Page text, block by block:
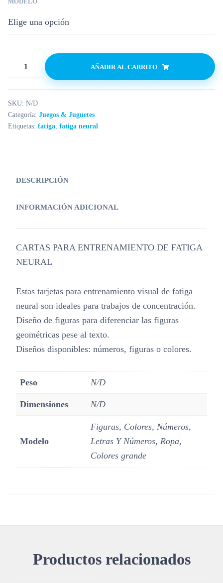
AÑADIR AL CARRITO
SKU: N/D
Categoría: Juegos & Juguetes
Etiquetas: fatiga, fatiga neural
DESCRIPCIÓN
INFORMACIÓN ADICIONAL
CARTAS PARA ENTRENAMIENTO DE FATIGA
NEURAL
Estas tarjetas para entrenamiento visual de fatiga
neural son ideales para trabajos de concentración.
Diseño de figuras para diferenciar las figuras
geométricas pese al texto.
Diseños disponibles: números, figuras o colores.
Peso N/D
Dimensiones N/D
Modelo
Figuras, Colores, Números,
Letras Y Números, Ropa,
Colores grande
Productos relacionados